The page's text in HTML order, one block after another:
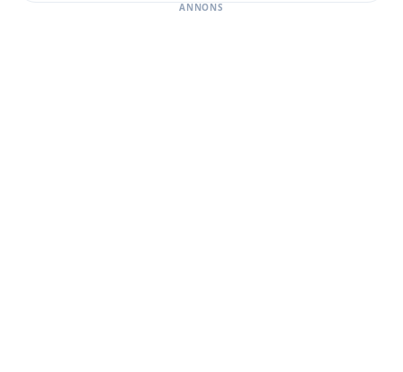
ANNONS